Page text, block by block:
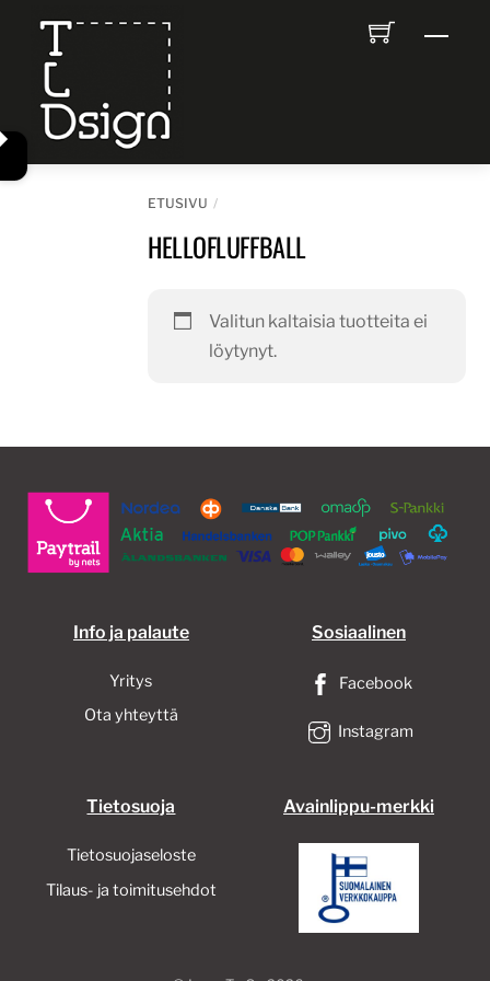
content
ETUSIVU
HELLOFLUFFBALL
Valitun kaltaisia tuotteita ei
löytynyt.
Info ja palaute
Yritys
Ota yhteyttä
Sosiaalinen
Facebook
Instagram
Tietosuoja
Tietosuojaseloste
Tilaus- ja toimitusehdot
Avainlippu-merkki